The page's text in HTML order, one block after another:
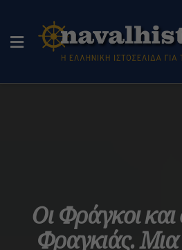
Οι Φράγκοι
Φραγκιάς.